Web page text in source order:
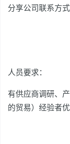
分享公司联系方
人员要求：
有供应商调研、
的贸易）经验者优